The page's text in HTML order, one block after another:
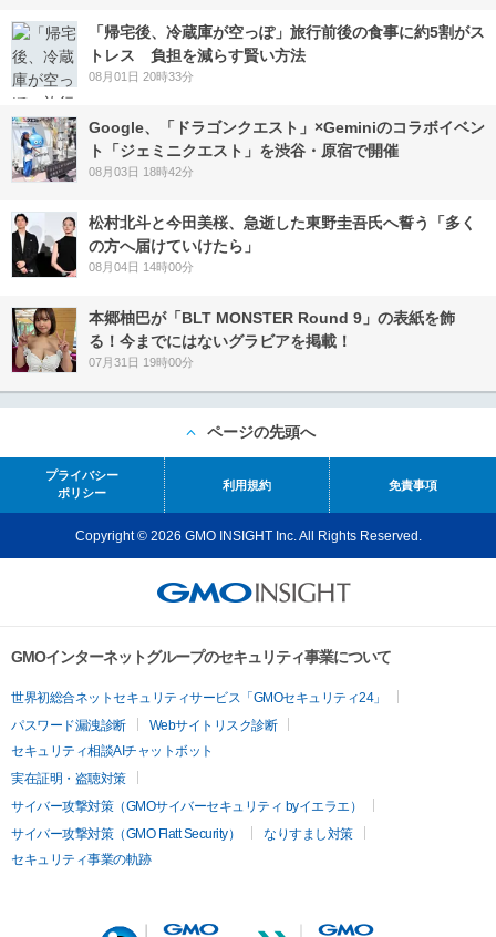
「帰宅後、冷蔵庫が空っぽ」旅行前後の食事に約5割がス
トレス 負担を減らす賢い方法
08月01日 20時33分
Google、「ドラゴンクエスト」×Geminiのコラボイベン
ト「ジェミニクエスト」を渋谷・原宿で開催
08月03日 18時42分
松村北斗と今田美桜、急逝した東野圭吾氏へ誓う「多く
の方へ届けていけたら」
08月04日 14時00分
本郷柚巴が「BLT MONSTER Round 9」の表紙を飾
る！今までにはないグラビアを掲載！
07月31日 19時00分
ページの先頭へ
プライバシー
ポリシー
利用規約 免責事項
Copyright © 2026 GMO INSIGHT Inc. All Rights Reserved.
GMOインターネットグループのセキュリティ事業について
世界初総合ネットセキュリティサービス「GMOセキュリティ24」
パスワード漏洩診断
Webサイトリスク診断
セキュリティ相談AIチャットボット
実在証明・盗聴対策
サイバー攻撃対策（GMOサイバーセキュリティ byイエラエ）
サイバー攻撃対策（GMO Flatt Security）
なりすまし対策
セキュリティ事業の軌跡